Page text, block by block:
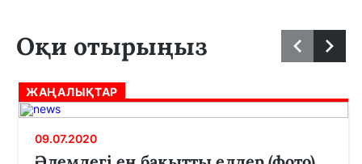
Оқи отырыңыз
ЖАҢАЛЫҚТАР
09.07.2020